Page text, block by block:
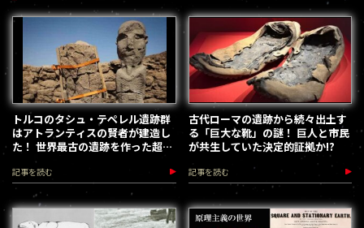
トルコのタシュ・テペレル遺跡群
はアトランティスの賢者が建造し
た！ 世界最古の遺跡を作った超古
代文明の痕跡
記事を読む
古代ローマの遺跡から続々出土す
る「巨大な靴」の謎！ 巨人と市民
が共生していた決定的証拠か!?
記事を読む